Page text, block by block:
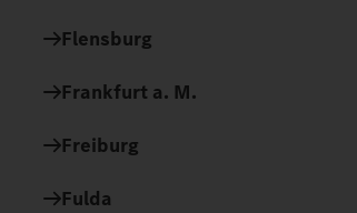
Flensburg
Frankfurt a. M.
Freiburg
Fulda